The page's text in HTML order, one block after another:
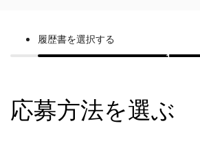
履歴書を選択する
応募方法を選ぶ